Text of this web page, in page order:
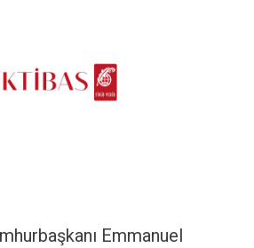
Emmanuel